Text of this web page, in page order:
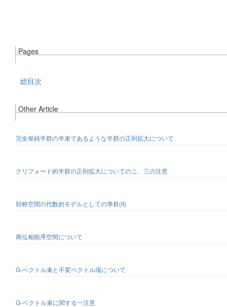
Pages
総目次
Other Article
完全単純半群の半束であるような半群の正則拡大について
クリフォード的半群の正則拡大についてのニ、三の注意
対称空間の代数的モデルとしての準群(II)
商位相順序空間について
G-ベクトル束と不変ベクトル場について
G-ベクトル束に関する一注意